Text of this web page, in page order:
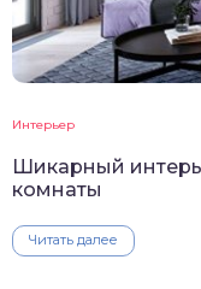
Интерьер
Шикарный
комнаты
Читать далее